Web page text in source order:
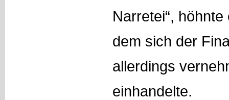
Narretei“,
dem sich der
allerdings
einhandelte.